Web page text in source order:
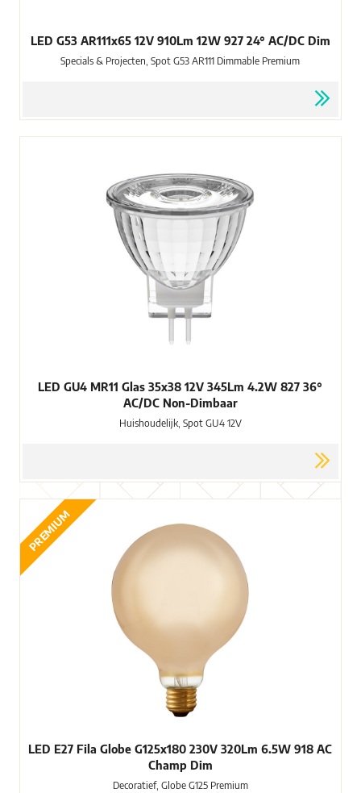
LED G53 AR111x65 12V 910Lm 12W 927 24° AC/DC Dim
Specials & Projecten, Spot G53 AR111 Dimmable Premium
LED GU4 MR11 Glas 35x38 12V 345Lm 4.2W 827 36°
AC/DC Non-Dimbaar
Huishoudelijk, Spot GU4 12V
PREMIUM
LED E27 Fila Globe G125x180 230V 320Lm 6.5W 918 AC
Champ Dim
Decoratief, Globe G125 Premium